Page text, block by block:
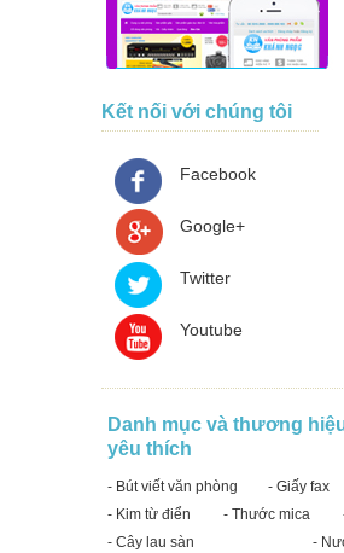
Kết nối với chúng tôi
Facebook
Google+
Twitter
Youtube
Danh mục và thương
yêu thích
- Bút viết văn phòng - Giấy fax
- Kim từ điển
- Thước mica
- Cây lau sàn
-